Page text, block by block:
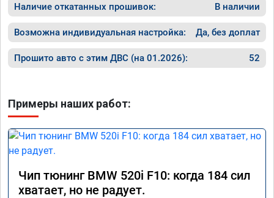
Наличие откатанных прошивок: В наличии
Возможна индивидуальная настройка: Да, без доплат
Прошито авто с этим ДВС (на 01.2026): 52
Примеры наших работ:
Чип тюнинг BMW 520i F10: когда 184 сил
хватает, но не радует.